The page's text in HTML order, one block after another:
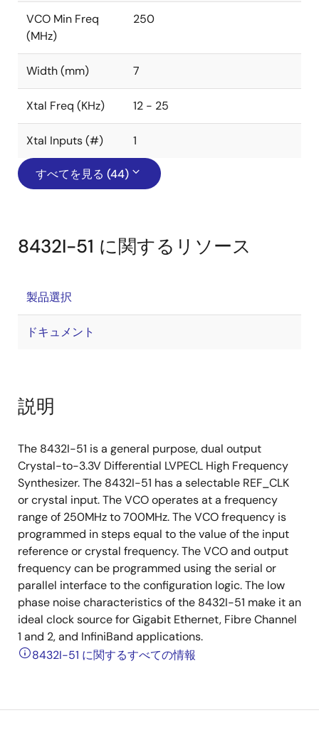
VCO Min Freq
(MHz)
250
Width (mm) 7
Xtal Freq (KHz) 12 - 25
Xtal Inputs (#) 1
すべてを見る (44)
8432I-51 に関するリソース
製品選択
ドキュメント
説明
The 8432I-51 is a general purpose, dual output
Crystal-to-3.3V Differential LVPECL High Frequency
Synthesizer. The 8432I-51 has a selectable REF_CLK
or crystal input. The VCO operates at a frequency
range of 250MHz to 700MHz. The VCO frequency is
programmed in steps equal to the value of the input
reference or crystal frequency. The VCO and output
frequency can be programmed using the serial or
parallel interface to the configuration logic. The low
phase noise characteristics of the 8432I-51 make it an
ideal clock source for Gigabit Ethernet, Fibre Channel
1 and 2, and InfiniBand applications.
8432I-51 に関するすべての情報